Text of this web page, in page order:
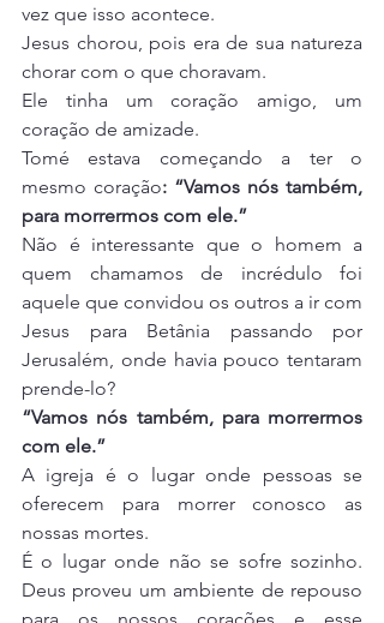
vez que isso acontece.
Jesus chorou, pois era de sua natureza
chorar com o que choravam.
Ele tinha um coração amigo, um
coração de amizade.
Tomé estava começando a ter o
mesmo coração: “Vamos nós também,
para morrermos com ele.”
Não é interessante que o homem a
quem chamamos de incrédulo foi
aquele que convidou os outros a ir com
Jesus para Betânia passando por
Jerusalém, onde havia pouco tentaram
prende-lo?
“Vamos nós também, para morrermos
com ele.”
A igreja é o lugar onde pessoas se
oferecem para morrer conosco as
nossas mortes.
É o lugar onde não se sofre sozinho.
Deus proveu um ambiente de repouso